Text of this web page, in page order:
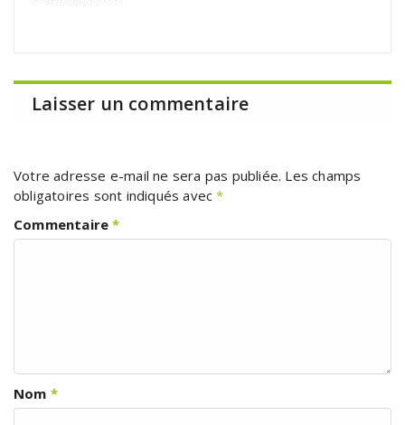
Laisser un commentaire
Votre adresse e-mail ne sera pas publiée. Les champs
obligatoires sont indiqués avec*
Commentaire*
Nom *